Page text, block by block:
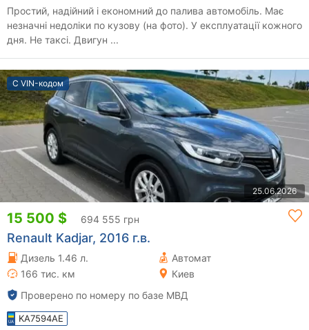
Простий, надійний і економний до палива автомобіль. Має
незначні недоліки по кузову (на фото). У експлуатації кожного
дня. Не таксі. Двигун ...
С VIN-кодом
25.06.2026
15 500 $ 694 555 грн
Renault Kadjar, 2016 г.в.
Дизель 1.46 л.
Автомат
166 тис. км
Киев
Проверено по номеру по базе МВД
KA7594AE